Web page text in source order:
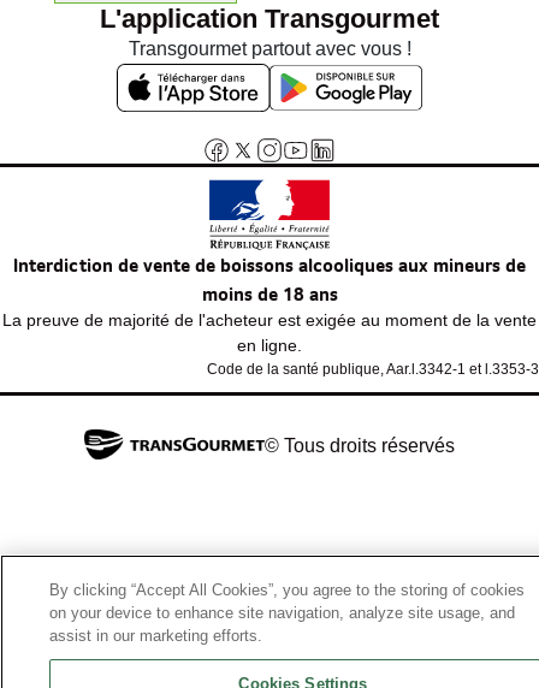
L'application Transgourmet
Transgourmet partout avec vous !
Interdiction de vente de boissons alcooliques aux mineurs de
moins de 18 ans
La preuve de majorité de l'acheteur est exigée au moment de la vente
en ligne.
Code de la santé publique, Aar.l.3342-1 et l.3353-3
© Tous droits réservés
By clicking “Accept All Cookies”, you agree to the storing of cookies
on your device to enhance site navigation, analyze site usage, and
assist in our marketing efforts.
Cookies Settings